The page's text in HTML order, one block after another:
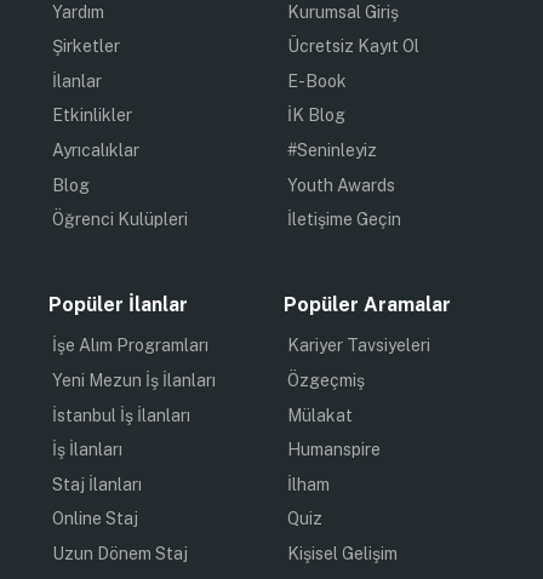
Yardım
Şirketler
İlanlar
Etkinlikler
Ayrıcalıklar
Blog
Öğrenci Kulüpleri
Kurumsal Giriş
Ücretsiz Kayıt Ol
E-Book
İK Blog
#Seninleyiz
Youth Awards
İletişime Geçin
Popüler İlanlar
İşe Alım Programları
Yeni Mezun İş İlanları
İstanbul İş İlanları
İş İlanları
Staj İlanları
Online Staj
Uzun Dönem Staj
Popüler Aramalar
Kariyer Tavsiyeleri
Özgeçmiş
Mülakat
Humanspire
İlham
Quiz
Kişisel Gelişim